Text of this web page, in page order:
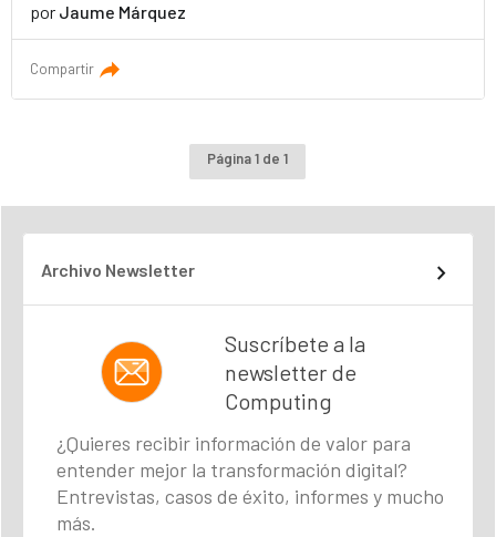
por Jaume Márquez
Compartir
Página 1 de 1
Archivo Newsletter
Suscríbete a la
newsletter de
Computing
¿Quieres recibir información de valor para
entender mejor la transformación digital?
Entrevistas, casos de éxito, informes y mucho
más.